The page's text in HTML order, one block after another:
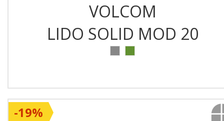
VOLCOM
LIDO SOLID MOD 20
-19%